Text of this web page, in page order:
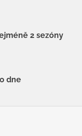
2 sezóny
dne